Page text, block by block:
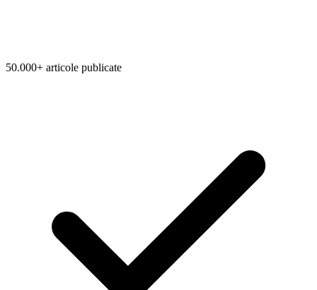
50.000+ articole publicate